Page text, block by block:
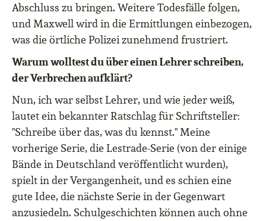
Abschluss zu bringen. Weitere Todesfälle folgen,
und Maxwell wird in die Ermittlungen einbezogen,
was die örtliche Polizei zunehmend frustriert.
Warum wolltest du über einen Lehrer schreiben,
der Verbrechen aufklärt?
Nun, ich war selbst Lehrer, und wie jeder weiß,
lautet ein bekannter Ratschlag für Schriftsteller:
"Schreibe über das, was du kennst." Meine
vorherige Serie, die Lestrade-Serie (von der einige
Bände in Deutschland veröffentlicht wurden),
spielt in der Vergangenheit, und es schien eine
gute Idee, die nächste Serie in der Gegenwart
anzusiedeln. Schulgeschichten können auch ohne